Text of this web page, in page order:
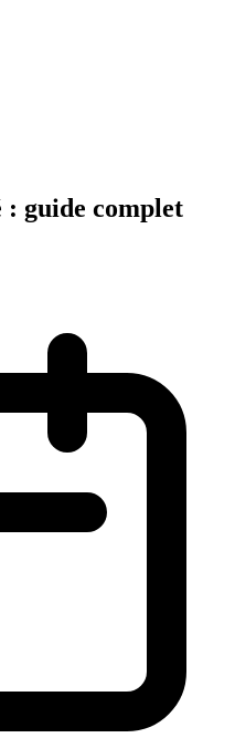
guide complet